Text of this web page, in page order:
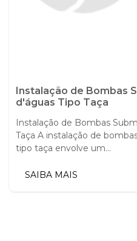
Instalação de Bombas
d'águas Tipo Taça
Instalação de Bombas
Taça A instalação de
tipo taça envolve um...
SAIBA MAIS